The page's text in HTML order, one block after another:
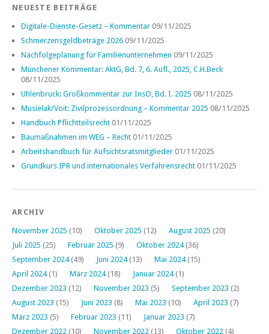
NEUESTE BEITRÄGE
Digitale-Dienste-Gesetz – Kommentar 09/11/2025
Schmerzensgeldbeträge 2026 09/11/2025
Nachfolgeplanung für Familienunternehmen 09/11/2025
Münchener Kommentar: AktG, Bd. 7, 6. Aufl., 2025, C.H.Beck
08/11/2025
Uhlenbruck: Großkommentar zur InsO, Bd. I. 2025 08/11/2025
Musielak/Voit: Zivilprozessordnung – Kommentar 2025 08/11/2025
Handbuch Pflichtteilsrecht 01/11/2025
Baumaßnahmen im WEG – Recht 01/11/2025
Arbeitshandbuch für Aufsichtsratsmitglieder 01/11/2025
Grundkurs IPR und internationales Verfahrensrecht 01/11/2025
ARCHIV
November 2025 (10) Oktober 2025 (12) August 2025 (20)
Juli 2025 (25) Februar 2025 (9) Oktober 2024(36)
September 2024(49) Juni 2024(13) Mai 2024(15)
April 2024(1) März 2024(18) Januar 2024(1)
Dezember 2023 (12) November 2023 (5) September 2023 (2)
August 2023 (15) Juni 2023 (8) Mai 2023 (10) April 2023 (7)
März 2023 (5) Februar 2023 (11) Januar 2023 (7)
Dezember 2022 (10) November 2022 (13) Oktober 2022 (4)